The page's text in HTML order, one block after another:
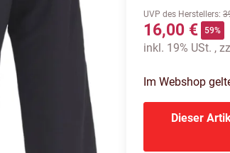
UVP des Herstellers:
16,00 € 59%
inkl. 19% USt. ,
Im Webshop
Dieser